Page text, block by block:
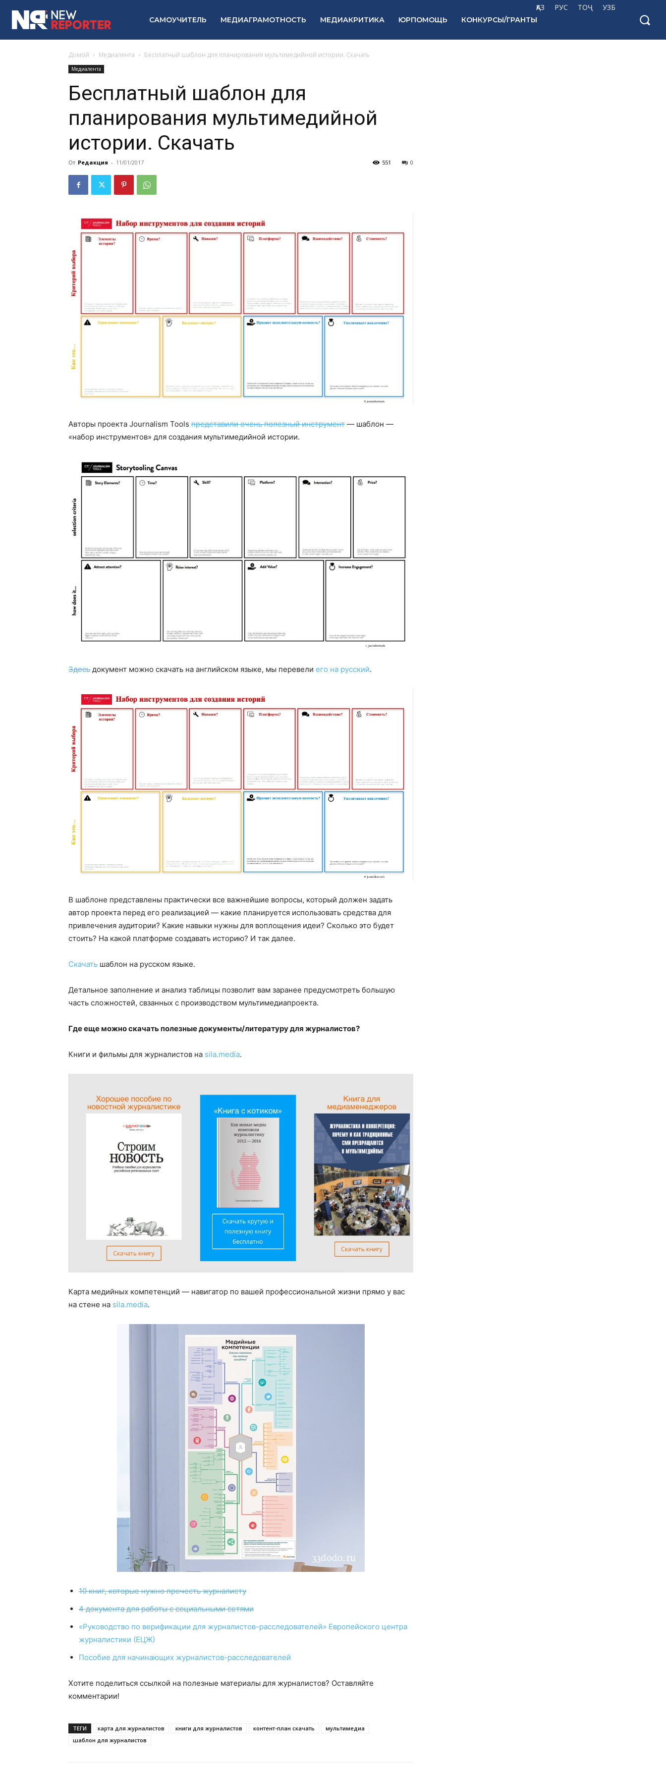
ҚАЗ РУС ТОҶ УЗБ
САМОУЧИТЕЛЬ МЕДИАГРАМОТНОСТЬ МЕДИАКРИТИКА ЮРПОМОЩЬ КОНКУРСЫ/ГРАНТЫ
Домой Медиалента Бесплатный шаблон для планирования мультимедийной истории. Скачать
Медиалента
Бесплатный шаблон для
планирования мультимедийной
истории. Скачать
От Редакция - 11/01/2017 0
551
Авторы проекта Journalism Tools представили очень полезный инструмент — шаблон —
«набор инструментов» для создания мультимедийной истории.
Здесь документ можно скачать на английском языке, мы перевели его на русский.
В шаблоне представлены практически все важнейшие вопросы, который должен задать
автор проекта перед его реализацией — какие планируется использовать средства для
привлечения аудитории? Какие навыки нужны для воплощения идеи? Сколько это будет
стоить? На какой платформе создавать историю? И так далее.
Скачать шаблон на русском языке.
Детальное заполнение и анализ таблицы позволит вам заранее предусмотреть большую
часть сложностей, свзанных с производством мультимедиапроекта.
Где еще можно скачать полезные документы/литературу для журналистов?
Книги и фильмы для журналистов на sila.media.
Карта медийных компетенций — навигатор по вашей профессиональной жизни прямо у вас
на стене на sila.media.
10 книг, которые нужно прочесть журналисту
4 документа для работы с социальными сетями
«Руководство по верификации для журналистов-расследователей» Европейского центра
журналистики (ЕЦЖ)
Пособие для начинающих журналистов-расследователей
Хотите поделиться ссылкой на полезные материалы для журналистов? Оставляйте
комментарии!
ТЕГИ карта для журналистов книги для журналистов контент-план скачать
мультимедиа
шаблон для журналистов